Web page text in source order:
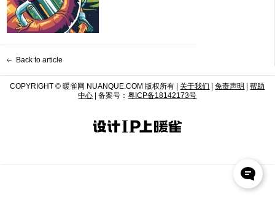
Back to article
COPYRIGHT © 暖雀网 NUANQUE.COM 版权所有 | 关于我们 |免责声明 |帮助
中心 | 备案号：粤ICP备18142173号